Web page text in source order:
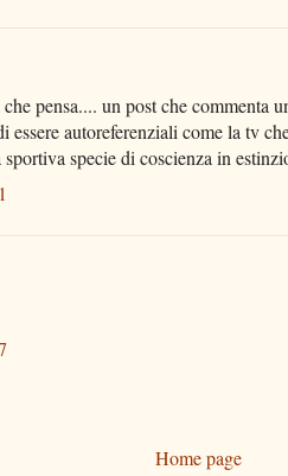
pensa.... un post che commenta
autoreferenziali come la tv
specie di coscienza in
Home page